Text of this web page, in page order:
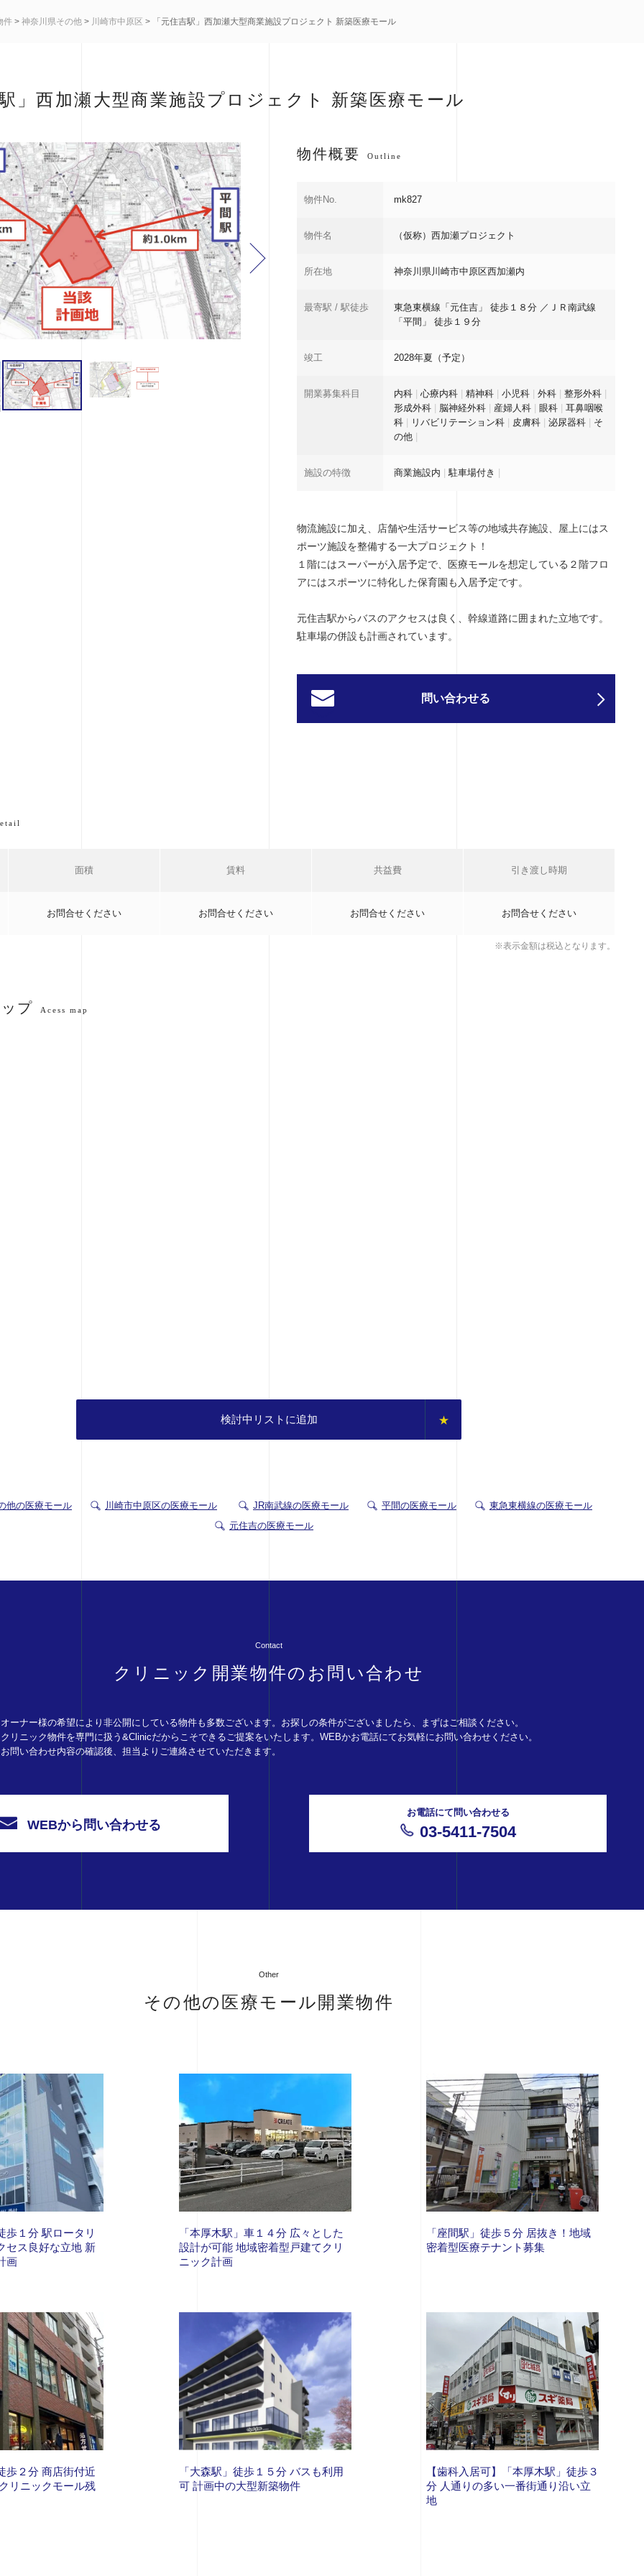
件 > 神奈川県その他 > 川崎市中原区 > 「元住吉駅」西加瀬大型商業施設プロジェクト 新築医療モール
」西加瀬大型商業施設プロジェクト 新築医療モール
物件概要 Outline
物件No. mk827
物件名 （仮称）西加瀬プロジェクト
所在地 神奈川県川崎市中原区西加瀬内
最寄駅 / 駅徒歩
東急東横線「元住吉」 徒歩１８分 ／ＪＲ南武線
「平間」 徒歩１９分
竣工 2028年夏（予定）
開業募集科目 内科 心療内科 精神科 小児科 外科 整形外科
形成外科
脳神経外科 産婦人科 眼科
耳鼻咽喉
科
リバビリテーション科 皮膚科 泌尿器科
そ
の他
施設の特徴 商業施設内 駐車場付き
物流施設に加え、店舗や生活サービス等の地域共存施設、屋上にはス
ポーツ施設を整備する一大プロジェクト！
１階にはスーパーが入居予定で、医療モールを想定している２階フロ
アにはスポーツに特化した保育園も入居予定です。
元住吉駅からバスのアクセスは良く、幹線道路に囲まれた立地です。
駐車場の併設も計画されています。
問い合わせる
面積 賃料 共益費 引き渡し時期
お問合せください お問合せください お問合せください お問合せください
※表示金額は税込となります。
プ Acess map
検討中リストに追加
他の医療モール 川崎市中原区の医療モール JR南武線の医療モール 平間の医療モール
東急東横線の医療モール
元住吉の医療モール
Contact
クリニック開業物件のお問い合わせ
オーナー様の希望により非公開にしている物件も多数ございます。お探しの条件がございましたら、まずはご相談ください。
クリニック物件を専門に扱う&Clinicだからこそできるご提案をいたします。WEBかお電話にてお気軽にお問い合わせください。
お問い合わせ内容の確認後、担当よりご連絡させていただきます。
WEBから問い合わせる
お電話にて問い合わせる
03-5411-7504
Other
その他の医療モール開業物件
歩１分 駅ロータリ
セス良好な立地 新
画
「本厚木駅」車１４分 広々とした
設計が可能 地域密着型戸建てクリ
ニック計画
「座間駅」徒歩５分 居抜き！地域
密着型医療テナント募集
歩２分 商店街付近
リニックモール残
「大森駅」徒歩１５分 バスも利用
可 計画中の大型新築物件
【歯科入居可】「本厚木駅」徒歩３
分 人通りの多い一番街通り沿い立
地